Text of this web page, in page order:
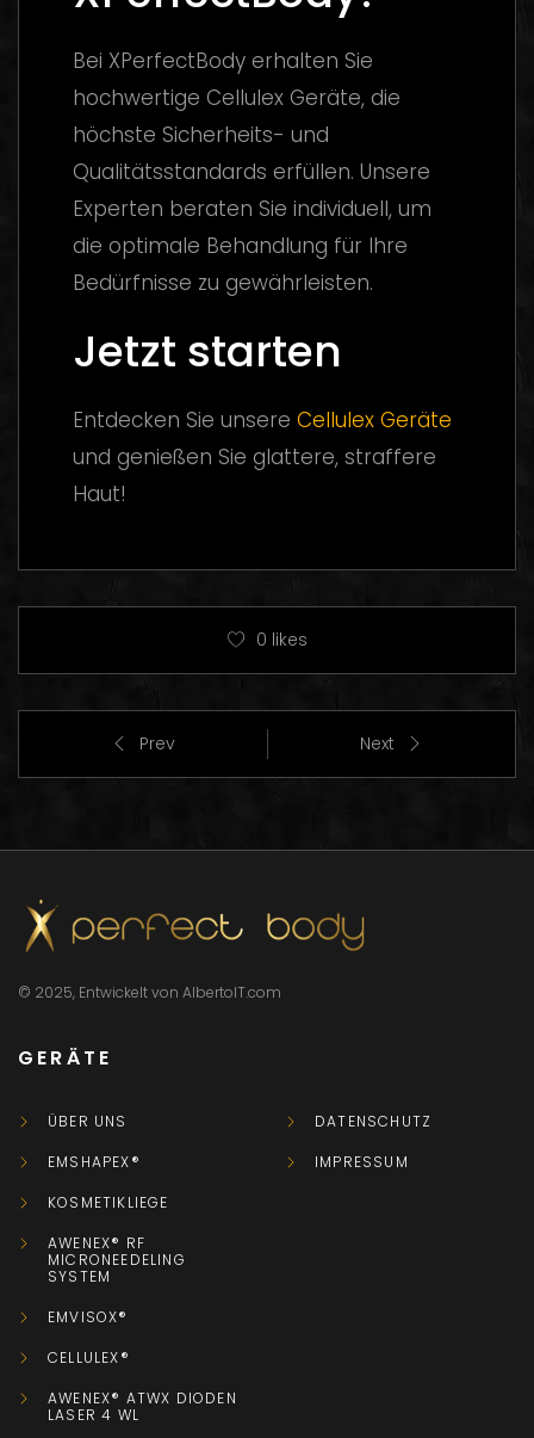
Bei XPerfectBody erhalten Sie
hochwertige Cellulex Geräte, die
höchste Sicherheits- und
Qualitätsstandards erfüllen. Unsere
Experten beraten Sie individuell, um
die optimale Behandlung für Ihre
Bedürfnisse zu gewährleisten.
Jetzt starten
Entdecken Sie unsere Cellulex Geräte
und genießen Sie glattere, straffere
Haut!
0 likes
Prev Next
© 2025, Entwickelt von AlbertoIT.com
GERÄTE
ÜBER UNS
EMSHAPEX®
KOSMETIKLIEGE
AWENEX® RF
MICRONEEDELING
SYSTEM
EMVISOX®
CELLULEX®
AWENEX® ATWX DIODEN
LASER 4 WL
DATENSCHUTZ
IMPRESSUM